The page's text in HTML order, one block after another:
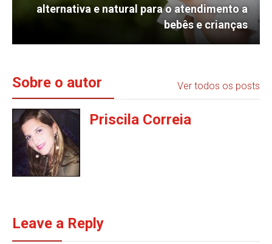
alternativa e natural para o atendimento a
bebês e crianças
Sobre o autor Ver todos os posts
Priscila Correia
Leave a Reply